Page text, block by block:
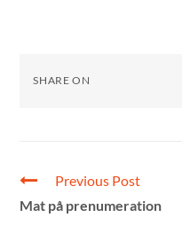
SHARE ON
Previous Post
Mat på prenumeration